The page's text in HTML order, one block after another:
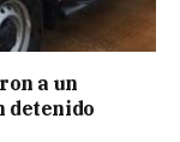
a un
detenido